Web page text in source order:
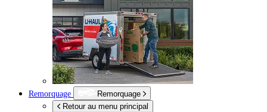
Remorquage
Remorquage
Retour au menu principal